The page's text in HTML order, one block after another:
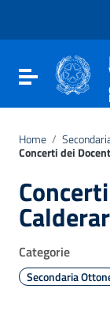
Vai al footer
Attiva /
Home /
Concerti dei
Categorie
Secondaria